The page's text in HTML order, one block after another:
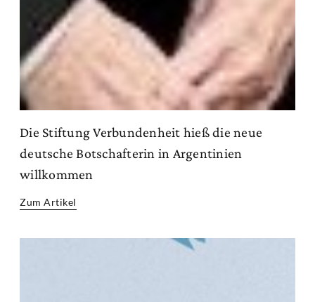
Die Stiftung Verbundenheit hieß die neue
deutsche Botschafterin in Argentinien
willkommen
Zum Artikel